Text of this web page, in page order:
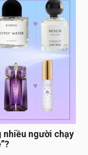
nhiều người chạy